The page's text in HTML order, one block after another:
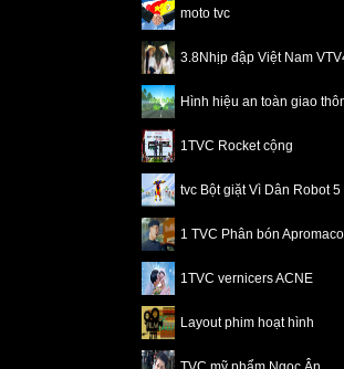
moto tvc
3.8Nhịp đập Việt Nam
Hình hiệu an toàn giao
1TVC Rocket cộng
tvc Bột giặt Vì Dân Robot 5
1 TVC Phân bón Apromaco
1TVC vernicers ACNE
Layout phim hoạt hình